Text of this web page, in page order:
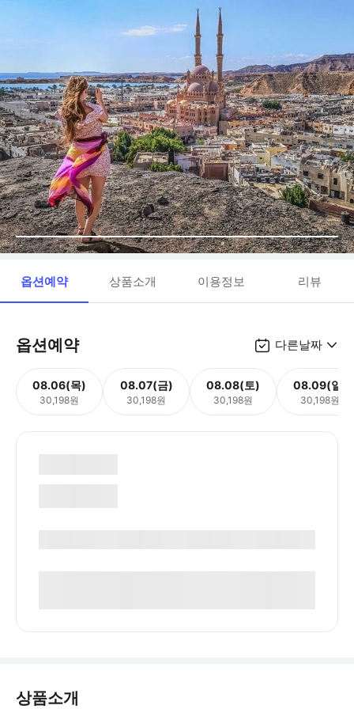
옵션예약 상품소개 이용정보 리뷰
옵션예약 다른날짜
08.06(목)
30,198원
08.07(금)
30,198원
08.08(토)
30,198원
08.09(일)
30,198원
상품소개